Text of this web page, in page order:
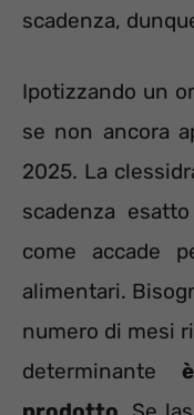
scadenza,
Ipotizzando un
se non ancora
2025. La
scadenza
come accade
alimentari.
numero di mesi
determinante è